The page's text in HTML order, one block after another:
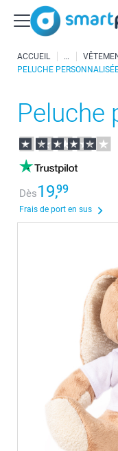
ACCUEIL
PELUCHE
Peluche
Dès19,99
Frais de port en sus